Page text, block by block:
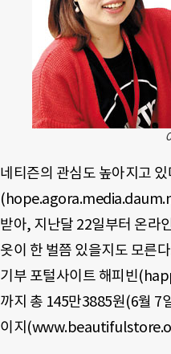
네티즌의 관심도 높아지고
받아, 지난달 22일부터 온라
옷이 한 벌쯤 있을지도 모른
기부 포털사이트 해피빈
까지 총 145만3885원(6월 7
이지